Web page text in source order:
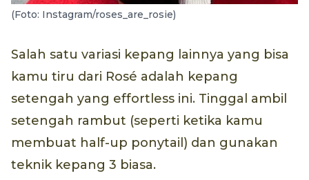
(Foto: Instagram/roses_are_rosie)
Salah satu variasi kepang lainnya yang bisa
kamu tiru dari Rosé adalah kepang
setengah yang effortless ini. Tinggal ambil
setengah rambut (seperti ketika kamu
membuat half-up ponytail) dan gunakan
teknik kepang 3 biasa.